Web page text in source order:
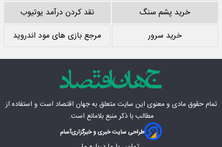
خرید پشم سنگ
نقد کردن درآمد یوتیوب
خرید سرور
مرجع بازی های مود اندروید
تمام حقوق مادی‌ و معنوی این سایت متعلق بهجهان اقتصاد است و استفاده از
مطالب با ذکر منبع بلامانع است.
طراحی سایت خبری و خبرگزاریآسام